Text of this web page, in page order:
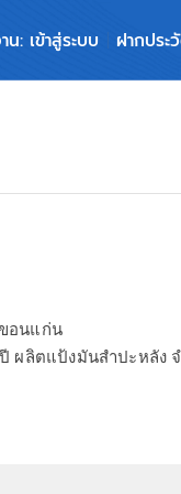
: เข้าสู่ระบบ ฝากประ
อนแก่น
ปี ผลิตแป้งมันสำปะหลั